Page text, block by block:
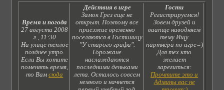
Время и погода
27 августа 2008
г., 11:30
На улице теплое
позднее утро.
Если Вы хотите
поменять время,
то Вамсюда
Действия в игре
Замок Грез еще не
открыт. Поэтому все
приезжие временно
поселяются в Гостиницу
"У старого графа".
Горожане
наслаждаются
последними деньками
лета. Осталось совсем
немного и начнется
Гости
Регистрируемся!
Зовем друзей и
ваапще наводняем
тему Ищу
партнера по игре=)
Для тех кто
желает
зарегиться:
Прочтите это и
Админы вас не